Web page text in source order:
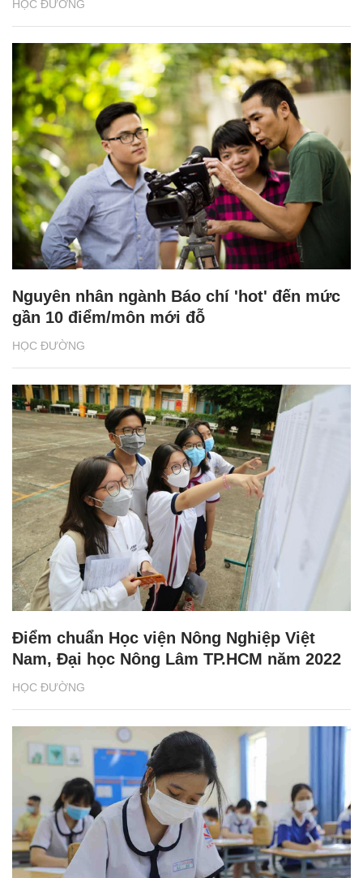
HỌC ĐƯỜNG
HỌC ĐƯỜNG
Nguyên nhân ngành Báo chí 'hot' đến mức
gần 10 điểm/môn mới đỗ
HỌC ĐƯỜNG
Điểm chuẩn Học viện Nông Nghiệp Việt
Nam, Đại học Nông Lâm TP.HCM năm 2022